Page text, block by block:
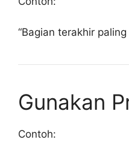
“Bagian terakhir paling
Gunakan
Contoh: